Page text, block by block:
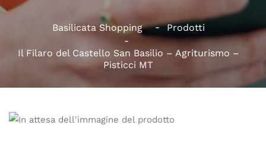
Basilicata Shopping Prodotti
Il Filaro del Castello San Basilio – Agriturismo –
Pisticci MT